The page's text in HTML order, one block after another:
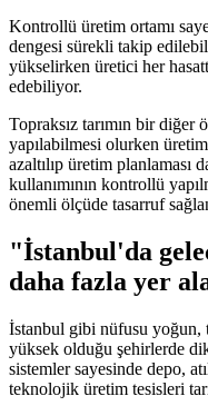
Kontrollü üretim ortamı
dengesi sürekli takip
yükselirken üretici her
edebiliyor.
Topraksız tarımın bir diğer
yapılabilmesi olurken
azaltılıp üretim planlaması
kullanımının kontrollü
önemli ölçüde tasarruf
"İstanbul'da
daha fazla yer
İstanbul gibi nüfusu yoğun,
yüksek olduğu şehirlerde
sistemler sayesinde depo,
teknolojik üretim tesisleri